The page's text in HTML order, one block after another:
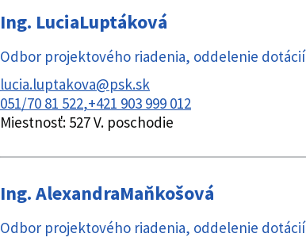
Ing. LuciaLuptáková
Odbor projektového riadenia, oddelenie dotácií
lucia.luptakova@psk.sk
051/70 81 522 +421 903 999 012
Miestnosť: 527 V. poschodie
Ing.AlexandraMaňkošová
Odbor projektového riadenia, oddelenie dotácií